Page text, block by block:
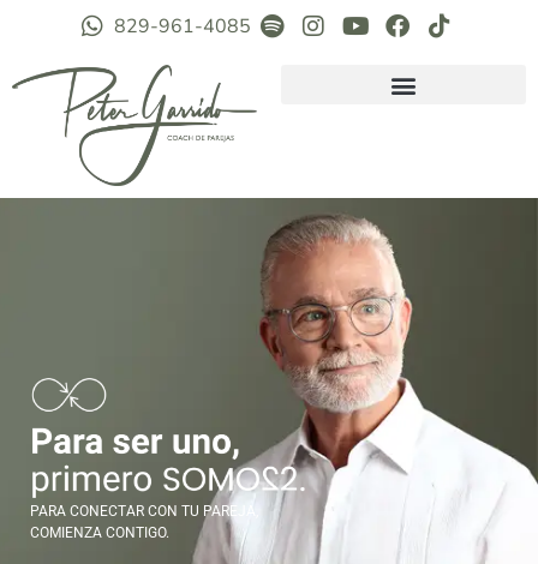
829-961-4085
PARA CONECTAR CON TU PAREJA,
COMIENZA CONTIGO.